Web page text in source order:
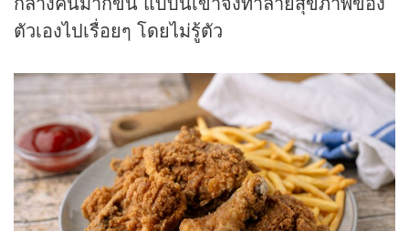
ตัวเองไปเรื่อยๆ โดยไม่รู้ตัว